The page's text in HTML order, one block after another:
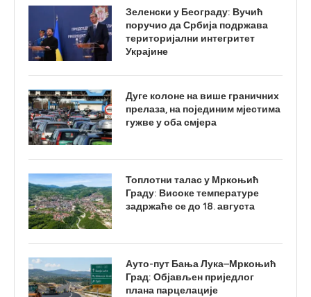
Зеленски у Београду: Вучић
поручио да Србија подржава
територијални интегритет
Украјине
Дуге колоне на више граничних
прелаза, на појединим мјестима
гужве у оба смјера
Топлотни талас у Мркоњић
Граду: Високе температуре
задржаће се до 18. августа
Ауто-пут Бања Лука–Мркоњић
Град: Објављен приједлог
плана парцелације